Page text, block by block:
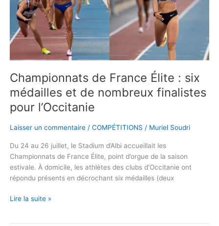
Championnats de France Élite : six
médailles et de nombreux finalistes
pour l’Occitanie
Laisser un commentaire / COMPÉTITIONS / Muriel Soudri
Du 24 au 26 juillet, le Stadium d’Albi accueillait les
Championnats de France Élite, point d’orgue de la saison
estivale. À domicile, les athlètes des clubs d’Occitanie ont
répondu présents en décrochant six médailles (deux
médailles
de
nombreux
finalistes
l’Occitanie
Lire la suite »